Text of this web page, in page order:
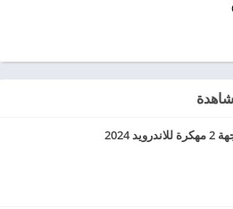
2024